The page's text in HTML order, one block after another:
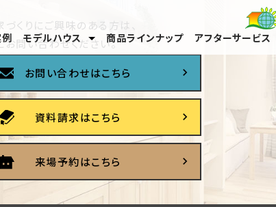
モデルハウス
高松東店
丸亀店
分譲モデルハウス
商品ラインナップ アフターサービス
オーナーサポート
保証・メンテナンス
づくりにご興味のある方は、
お問い合わせください。
お問い合わせはこちら
資料請求はこちら
来場予約はこちら